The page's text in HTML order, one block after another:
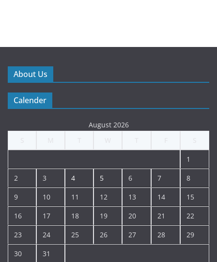
About Us
Calender
August 2026
1
2 3 4 5 6 7 8
9 10 11 12 13 14 15
16 17 18 19 20 21 22
23 24 25 26 27 28 29
30 31